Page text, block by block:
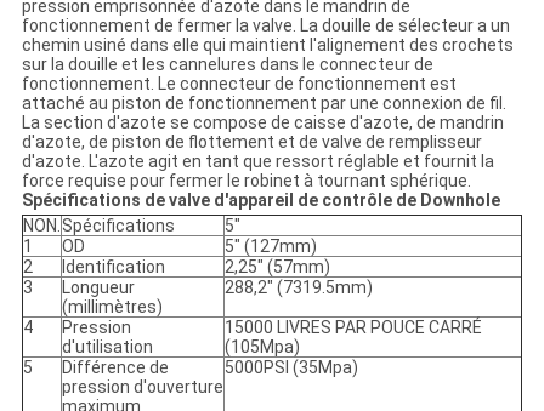
pression emprisonnée d'azote dans le mandrin de
fonctionnement de fermer la valve. La douille de sélecteur a un
chemin usiné dans elle qui maintient l'alignement des crochets
sur la douille et les cannelures dans le connecteur de
fonctionnement. Le connecteur de fonctionnement est
attaché au piston de fonctionnement par une connexion de fil.
La section d'azote se compose de caisse d'azote, de mandrin
d'azote, de piston de flottement et de valve de remplisseur
d'azote. L'azote agit en tant que ressort réglable et fournit la
force requise pour fermer le robinet à tournant sphérique.
Spécifications de valve d'appareil de contrôle de Downhole
NON.Spécifications
5"
1
OD
5" (127mm)
2
Identification
2,25" (57mm)
3
Longueur
(millimètres)
288,2" (7319.5mm)
4
Pression
d'utilisation
15000 LIVRES PAR POUCE CARRÉ
(105Mpa)
5
Différence de
pression d'ouverture
maximum
5000PSI (35Mpa)